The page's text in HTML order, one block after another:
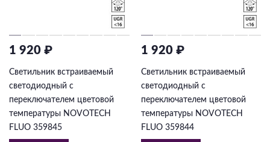
1 920 ₽
Светильник встраиваемый
светодиодный с
переключателем цветовой
температуры NOVOTECH
FLUO 359845
1 920 ₽
Светильник встраиваемый
светодиодный с
переключателем цветовой
температуры NOVOTECH
FLUO 359844